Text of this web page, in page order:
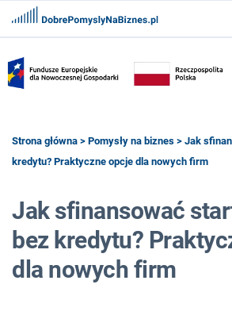
ZAREJESTRUJ
FRANCZYZY
Strona główna > Pomysły na biznes > Jak
kredytu? Praktyczne opcje dla nowych firm
Jak sfinansować
bez kredytu?
dla nowych firm